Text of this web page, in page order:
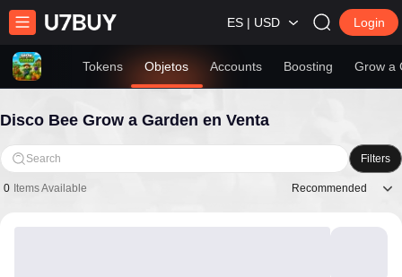
ES | USD Login
Tokens Objetos Accounts Boosting Grow a
Disco Bee Grow a Garden en Venta
Search Filters
0 Items Available Recommended